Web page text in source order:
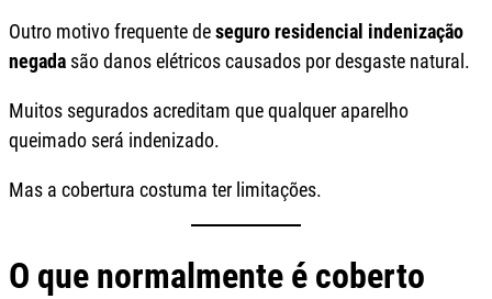
Outro motivo frequente deseguro residencial indenização
negada são danos elétricos causados por desgaste natural.
Muitos segurados acreditam que qualquer aparelho
queimado será indenizado.
Mas a cobertura costuma ter limitações.
O que normalmente é coberto